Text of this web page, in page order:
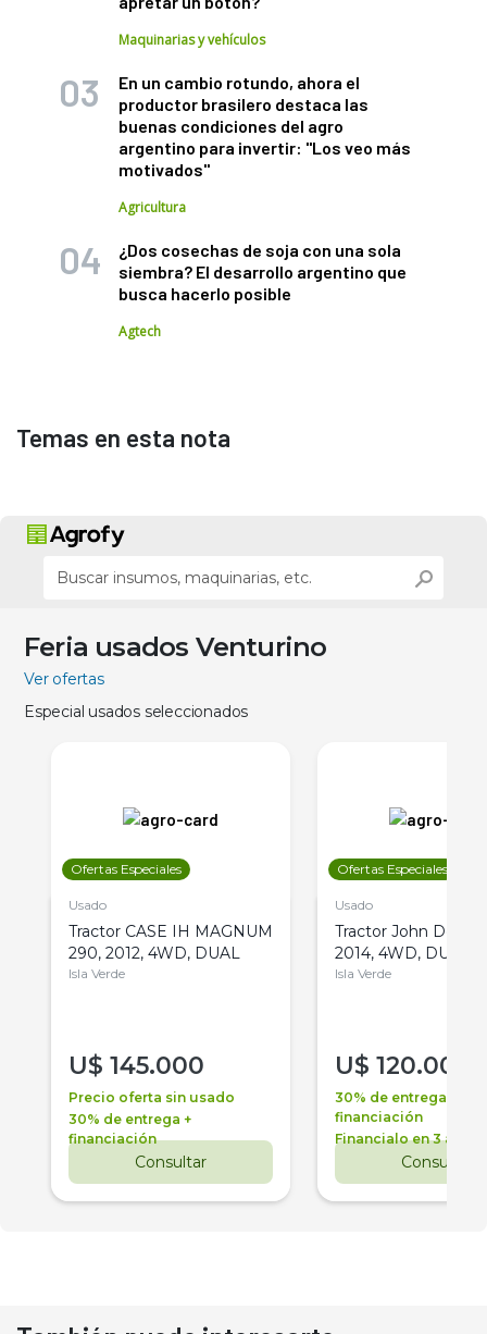
Maquinarias y vehículos
En un cambio rotundo, ahora el
productor brasilero destaca las
buenas condiciones del agro
argentino para invertir: "Los veo más
motivados"
Agricultura
¿Dos cosechas de soja con una sola
siembra? El desarrollo argentino que
busca hacerlo posible
Agtech
Temas en esta nota
Feria usados Venturino
Ver ofertas
Especial usados seleccionados
Ofertas Especiales
Usado
Tractor CASE IH MAGNUM
290, 2012, 4WD, DUAL
Isla Verde
U$ 145.000
Precio oferta sin usado
30% de entrega +
financiación
Consultar
Ofertas Especiales
Usado
Tractor John Deere
2014, 4WD, DUAL
Isla Verde
U$ 120.000
30% de entrega +
financiación
Financialo en 3 años
Consultar